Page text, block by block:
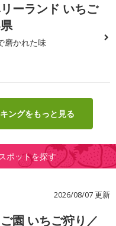
ーランド いちご
磨かれた味
ングをもっと見る
ポットを探す
2026/08/07 更新
園 いちご狩り／